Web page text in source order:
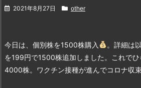
2021年8月27日 other
今日は、個別株を1500株購入 。詳細は
を199円で1500株追加しました。
これで
4000株。ワクチン接種が進んでコロナ収